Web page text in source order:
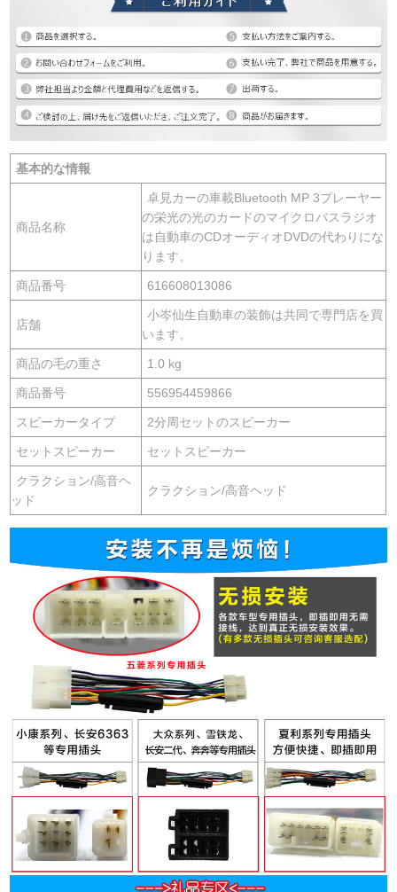
基本的な情報
商品名称
卓見カーの車載Bluetooth MP 3プレーヤー
の栄光の光のカードのマイクロバスラジオ
は自動車のCDオーディオDVDの代わりにな
ります。
商品番号 616608013086
店舗
小岑仙生自動車の装飾は共同で専門店を買
います。
商品の毛の重さ 1.0 kg
商品番号 556954459866
スピーカータイプ 2分周セットのスピーカー
セットスピーカー セットスピーカー
クラクション/高音ヘ
ッド
クラクション/高音ヘッド